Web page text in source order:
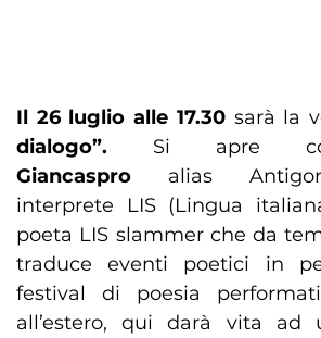
Il 26 luglio alle 17.30sarà la
dialogo”. Si apre
Giancaspro alias
interprete LIS (Lingua
poeta LIS slammer che da
traduce eventi poetici in
festival di poesia
all’estero, qui darà vita ad